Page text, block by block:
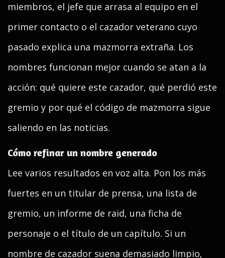
miembros, el jefe que arrasa al equipo en el
primer contacto o el cazador veterano cuyo
pasado explica una mazmorra extraña. Los
nombres funcionan mejor cuando se atan a la
acción: qué quiere este cazador, qué perdió este
gremio y por qué el código de mazmorra sigue
saliendo en las noticias.
Cómo refinar un nombre generado
Lee varios resultados en voz alta. Pon los más
fuertes en un titular de prensa, una lista de
gremio, un informe de raid, una ficha de
personaje o el título de un capítulo. Si un
nombre de cazador suena demasiado limpio,